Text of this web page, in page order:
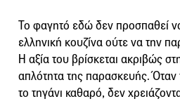
Το φαγητό εδώ δεν προσπαθεί
ελληνική κουζίνα ούτε να την
Η αξία του βρίσκεται ακριβώς
απλότητα της παρασκευής. Όταν
το τηγάνι καθαρό, δεν